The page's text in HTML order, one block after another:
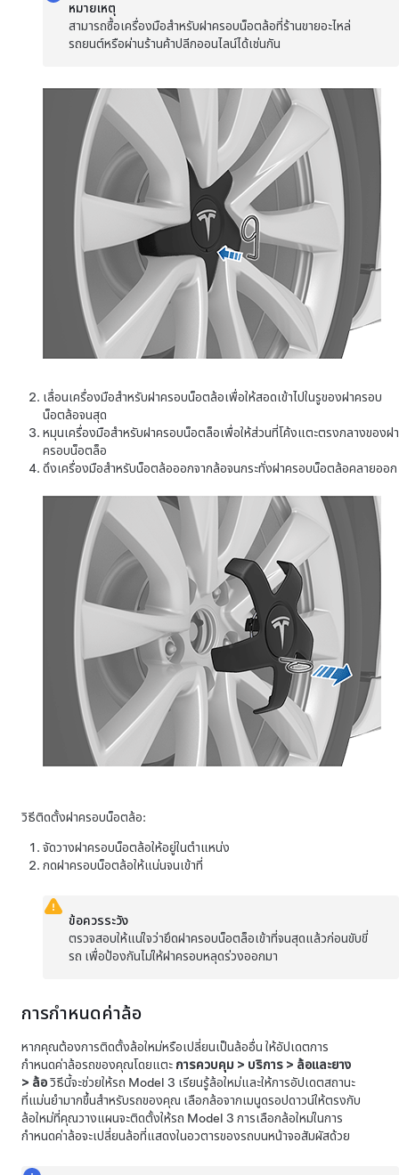
หมายเหตุ
สามารถซื้อเครื่องมือสำหรับฝาครอบน็อตล้อที่ร้านขายอะไหล่
รถยนต์หรือผ่านร้านค้าปลีกออนไลน์ได้เช่นกัน
เลื่อนเครื่องมือสำหรับฝาครอบน็อตล้อเพื่อให้สอดเข้าไปในรูของฝาครอบ
น็อตล้อจนสุด
หมุนเครื่องมือสำหรับฝาครอบน็อตล็อเพื่อให้ส่วนที่โค้งแตะตรงกลางของฝา
ครอบน็อตล็อ
ดึงเครื่องมือสำหรับน็อตล้อออกจากล้อจนกระทั่งฝาครอบน็อตล้อคลายออก
วิธีติดตั้งฝาครอบน็อตล้อ:
จัดวางฝาครอบน็อตล้อให้อยู่ในตำแหน่ง
กดฝาครอบน็อตล้อให้แน่นจนเข้าที่
ข้อควรระวัง
ตรวจสอบให้แน่ใจว่ายึดฝาครอบน็อตล็อเข้าที่จนสุดแล้วก่อนขับขี่
รถ เพื่อป้องกันไม่ให้ฝาครอบหลุดร่วงออกมา
การกำหนดค่าล้อ
หากคุณต้องการติดตั้งล้อใหม่หรือเปลี่ยนเป็นล้ออื่น ให้อัปเดตการ
กำหนดค่าล้อรถของคุณโดยแตะ การควบคุม > บริการ > ล้อและยาง
> ล้อวิธีนี้จะช่วยให้รถ Model 3 เรียนรู้ล้อใหม่และให้การอัปเดตสถานะ
ที่แม่นยำมากขึ้นสำหรับรถของคุณ เลือกล้อจากเมนูดรอปดาวน์ให้ตรงกับ
ล้อใหม่ที่คุณวางแผนจะติดตั้งให้รถ Model 3 การเลือกล้อใหม่ในการ
กำหนดค่าล้อจะเปลี่ยนล้อที่แสดงในอวตารของรถบนหน้าจอสัมผัสด้วย